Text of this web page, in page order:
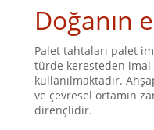
Doğanın
Palet tahtaları palet
türde keresteden
kullanılmaktadır.
ve çevresel ortamın
dirençlidir.